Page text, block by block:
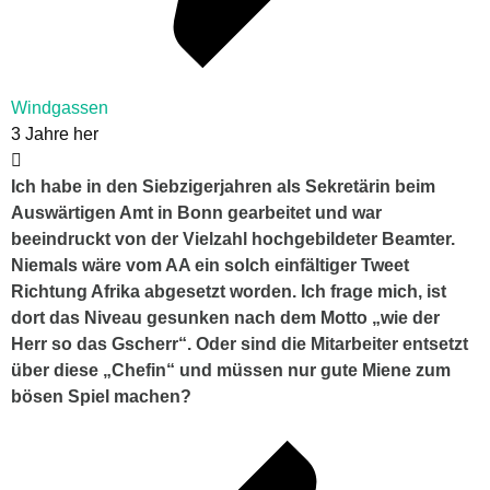
Windgassen
3 Jahre her
Ich habe in den Siebzigerjahren als Sekretärin beim
Auswärtigen Amt in Bonn gearbeitet und war
beeindruckt von der Vielzahl hochgebildeter Beamter.
Niemals wäre vom AA ein solch einfältiger Tweet
Richtung Afrika abgesetzt worden. Ich frage mich, ist
dort das Niveau gesunken nach dem Motto „wie der
Herr so das Gscherr“. Oder sind die Mitarbeiter entsetzt
über diese „Chefin“ und müssen nur gute Miene zum
bösen Spiel machen?